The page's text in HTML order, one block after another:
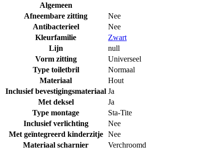
Algemeen
Afneembare zitting
Nee
Antibacterieel
Nee
Kleurfamilie
Zwart
Lijn
null
Vorm zitting
Universeel
Type toiletbril
Normaal
Materiaal
Hout
Inclusief bevestigingsmateriaal Ja
Met deksel
Ja
Type montage
Sta-Tite
Inclusief verlichting
Nee
Met geïntegreerd kinderzitje
Nee
Materiaal scharnier
Verchroomd